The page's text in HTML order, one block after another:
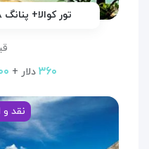
تور کوالا+ پنانگ ۸ روزه با پرواز ایران…
۳۶۰ دلار +
نقد و